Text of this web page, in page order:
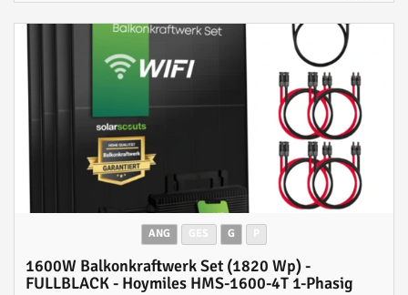
ANG G
1600W Balkonkraftwerk Set (1820 Wp) -
FULLBLACK - Hoymiles HMS-1600-4T 1-Phasig